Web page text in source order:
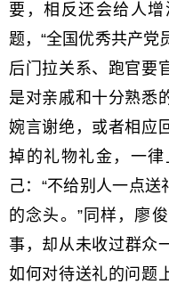
要，相反还会给人
题，“全国优秀共产党
后门拉关系、跑官要
是对亲戚和十分熟悉
婉言谢绝，或者相应
掉的礼物礼金，一
己：“不给别人一点
的念头。”同样，廖
事，却从未收过群
如何对待送礼的问题